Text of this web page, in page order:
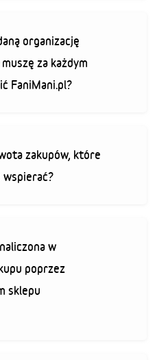
organizację
za każdym
FaniMani.pl?
zakupów, które
wspierać?
w
poprzez
sklepu